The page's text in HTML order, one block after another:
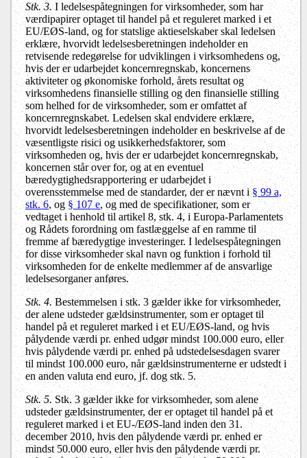
Stk. 3. I ledelsespåtegningen for virksomheder, som har
værdipapirer optaget til handel på et reguleret marked i et
EU/EØS-land, og for statslige aktieselskaber skal ledelsen
erklære, hvorvidt ledelsesberetningen indeholder en
retvisende redegørelse for udviklingen i virksomhedens og,
hvis der er udarbejdet koncernregnskab, koncernens
aktiviteter og økonomiske forhold, årets resultat og
virksomhedens finansielle stilling og den finansielle stilling
som helhed for de virksomheder, som er omfattet af
koncernregnskabet. Ledelsen skal endvidere erklære,
hvorvidt ledelsesberetningen indeholder en beskrivelse af de
væsentligste risici og usikkerhedsfaktorer, som
virksomheden og, hvis der er udarbejdet koncernregnskab,
koncernen står over for, og at en eventuel
bæredygtighedsrapportering er udarbejdet i
overensstemmelse med de standarder, der er nævnt i§ 99 a,
stk. 6, og§ 107 e, og med de specifikationer, som er
vedtaget i henhold til artikel 8, stk. 4, i Europa-Parlamentets
og Rådets forordning om fastlæggelse af en ramme til
fremme af bæredygtige investeringer. I ledelsespåtegningen
for disse virksomheder skal navn og funktion i forhold til
virksomheden for de enkelte medlemmer af de ansvarlige
ledelsesorganer anføres.
Stk. 4. Bestemmelsen i stk. 3 gælder ikke for virksomheder,
der alene udsteder gældsinstrumenter, som er optaget til
handel på et reguleret marked i et EU/EØS-land, og hvis
pålydende værdi pr. enhed udgør mindst 100.000 euro, eller
hvis pålydende værdi pr. enhed på udstedelsesdagen svarer
til mindst 100.000 euro, når gældsinstrumenterne er udstedt i
en anden valuta end euro, jf. dog stk. 5.
Stk. 5.Stk. 3 gælder ikke for virksomheder, som alene
udsteder gældsinstrumenter, der er optaget til handel på et
reguleret marked i et EU-/EØS-land inden den 31.
december 2010, hvis den pålydende værdi pr. enhed er
mindst 50.000 euro, eller hvis den pålydende værdi pr.